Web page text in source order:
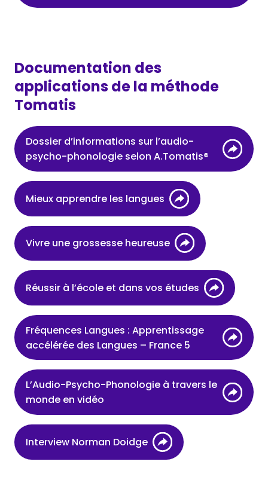
Documentation des
applications de la méthode
Tomatis
Dossier d’informations sur l’audio-
psycho-phonologie selon A.Tomatis®
Mieux apprendre les langues
Vivre une grossesse heureuse
Réussir à l’école et dans vos études
Fréquences Langues : Apprentissage
accélérée des Langues – France 5
L’Audio-Psycho-Phonologie à travers le
monde en vidéo
Interview Norman Doidge